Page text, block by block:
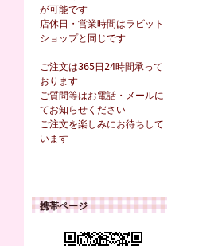
が可能です
店休日・営業時間はラビット
ショップと同じです
ご注文は365日24時間承って
おります
ご質問等はお電話・メールに
てお知らせください
ご注文を楽しみにお待ちして
います
携帯ページ